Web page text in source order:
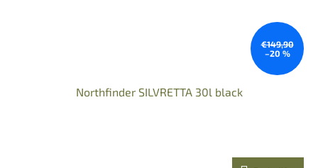
€149,90
–20 %
Northfinder SILVRETTA 30l black